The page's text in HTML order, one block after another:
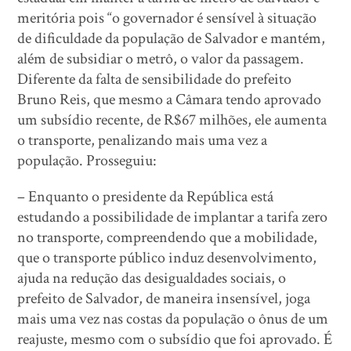
meritória pois “o governador é sensível à situação
de dificuldade da população de Salvador e mantém,
além de subsidiar o metrô, o valor da passagem.
Diferente da falta de sensibilidade do prefeito
Bruno Reis, que mesmo a Câmara tendo aprovado
um subsídio recente, de R$67 milhões, ele aumenta
o transporte, penalizando mais uma vez a
população. Prosseguiu:
– Enquanto o presidente da República está
estudando a possibilidade de implantar a tarifa zero
no transporte, compreendendo que a mobilidade,
que o transporte público induz desenvolvimento,
ajuda na redução das desigualdades sociais, o
prefeito de Salvador, de maneira insensível, joga
mais uma vez nas costas da população o ônus de um
reajuste, mesmo com o subsídio que foi aprovado. É